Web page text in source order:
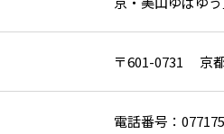
〒601-0731 京
電話番号：